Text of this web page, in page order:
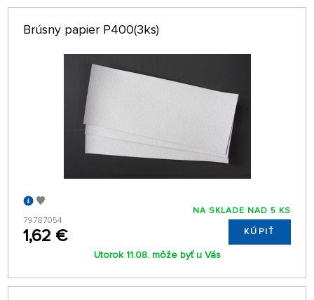
Brúsny papier P400(3ks)
79787054
1,62 €
NA SKLADE NAD 5 KS
KÚPIŤ
Utorok 11.08. môže byť u Vás